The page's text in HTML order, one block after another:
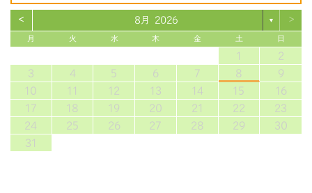
< 8月 2026 ▼ >
月 火 水 木 金 土 日
1
2
3
4 5 6 7 8
9
10
11 12 13 14 15
16
17
18 19 20 21 22
23
24
25 26 27 28 29
30
31